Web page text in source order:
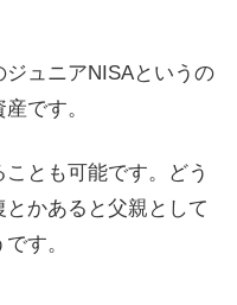
ュニアNISAというの
です。
とも可能です。どう
かあると父親として
す。